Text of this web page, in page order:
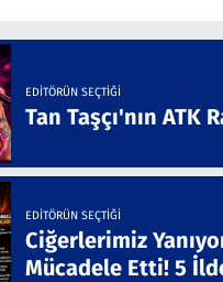
EDITÖRÜN SEÇTIĞI
Tan Taşçı'nın ATK
EDITÖRÜN SEÇTIĞI
Ciğerlerimiz
Mücadele Etti! 5